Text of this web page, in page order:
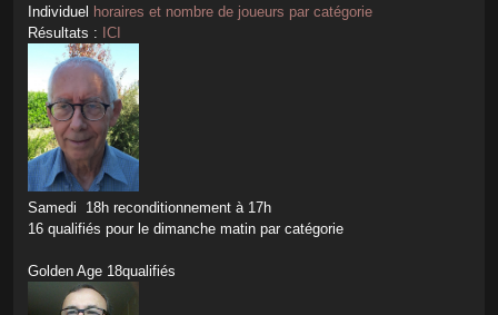
Individuel horaires et nombre de joueurs par catégorie
Résultats : ICI
Samedi 18h reconditionnement à 17h
16 qualifiés pour le dimanche matin par catégorie
Golden Age 18qualifiés